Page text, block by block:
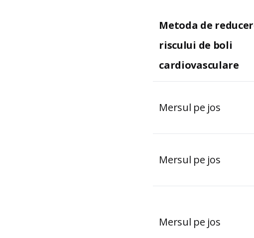
Metoda de
riscului de boli
cardiovasculare
Mersul pe jos
Mersul pe jos
Mersul pe jos